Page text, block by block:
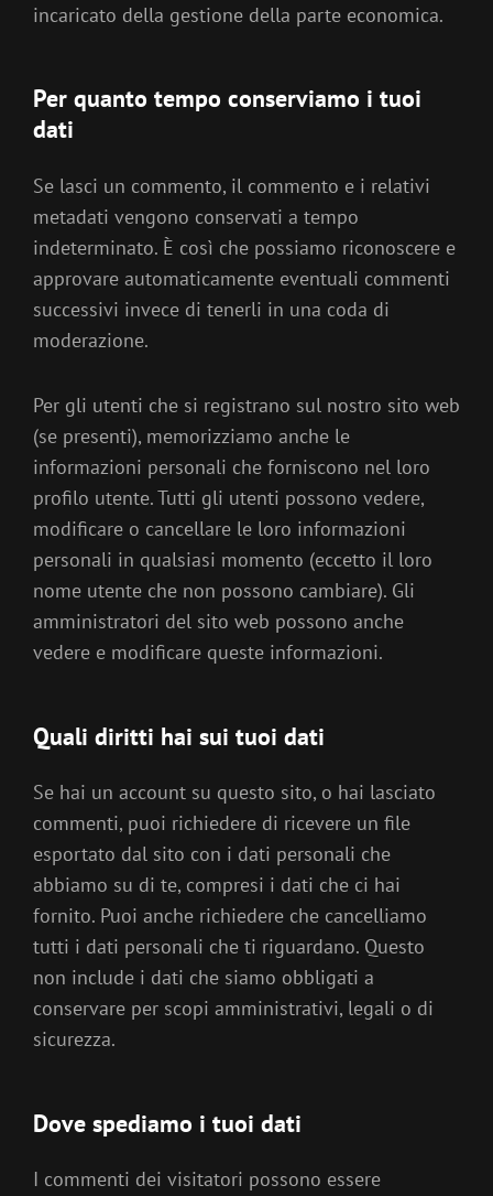
incaricato della gestione della parte economica.
Per quanto tempo conserviamo i tuoi
dati
Se lasci un commento, il commento e i relativi
metadati vengono conservati a tempo
indeterminato. È così che possiamo riconoscere e
approvare automaticamente eventuali commenti
successivi invece di tenerli in una coda di
moderazione.
Per gli utenti che si registrano sul nostro sito web
(se presenti), memorizziamo anche le
informazioni personali che forniscono nel loro
profilo utente. Tutti gli utenti possono vedere,
modificare o cancellare le loro informazioni
personali in qualsiasi momento (eccetto il loro
nome utente che non possono cambiare). Gli
amministratori del sito web possono anche
vedere e modificare queste informazioni.
Quali diritti hai sui tuoi dati
Se hai un account su questo sito, o hai lasciato
commenti, puoi richiedere di ricevere un file
esportato dal sito con i dati personali che
abbiamo su di te, compresi i dati che ci hai
fornito. Puoi anche richiedere che cancelliamo
tutti i dati personali che ti riguardano. Questo
non include i dati che siamo obbligati a
conservare per scopi amministrativi, legali o di
sicurezza.
Dove spediamo i tuoi dati
I commenti dei visitatori possono essere